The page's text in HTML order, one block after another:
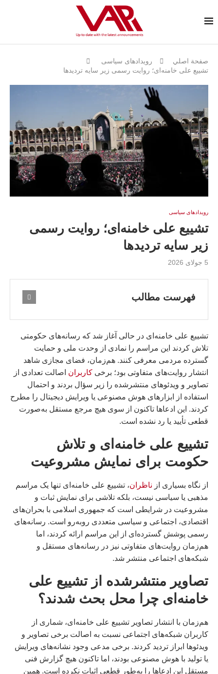
صفحة اصلي
رویدادهای سیاسی
تشییع علی خامنه‌ای؛ روایت رسمی زیر سایه تردیدها
رویدادهای سیاسی
تشییع علی خامنه‌ای؛ روایت رسمی
زیر سایه تردیدها
5 جولای 2026
فهرست مطالب
تشییع علی خامنه‌ای در حالی آغاز شد که رسانه‌های حکومتی
تلاش کردند این مراسم را نمادی از وحدت ملی و حمایت
گسترده مردمی معرفی کنند. هم‌زمان، فضای مجازی شاهد
انتشار روایت‌های متفاوتی بود؛ برخی کاربران اصالت تعدادی از
تصاویر و ویدئوهای منتشرشده را زیر سؤال بردند و احتمال
استفاده از ابزارهای هوش مصنوعی یا ویرایش دیجیتال را مطرح
کردند. این ادعاها تاکنون از سوی هیچ مرجع مستقل به‌صورت
قطعی تأیید یا رد نشده است.
تشییع علی خامنه‌ای و تلاش
حکومت برای نمایش مشروعیت
از نگاه بسیاری از ناظران، تشییع علی خامنه‌ای تنها یک مراسم
مذهبی یا سیاسی نیست، بلکه تلاشی برای نمایش ثبات و
مشروعیت در شرایطی است که جمهوری اسلامی با بحران‌های
اقتصادی، اجتماعی و سیاسی متعددی روبه‌رو است. رسانه‌های
رسمی پوشش گسترده‌ای از این مراسم ارائه کردند، اما
هم‌زمان روایت‌های متفاوتی نیز در رسانه‌های مستقل و
شبکه‌های اجتماعی منتشر شد.
تصاویر منتشرشده از تشییع علی
خامنه‌ای چرا محل بحث شدند؟
هم‌زمان با انتشار تصاویر تشییع علی خامنه‌ای، شماری از
کاربران شبکه‌های اجتماعی نسبت به اصالت برخی تصاویر و
ویدئوها ابراز تردید کردند. برخی مدعی وجود نشانه‌های ویرایش
یا تولید با هوش مصنوعی بودند، اما تاکنون هیچ گزارش فنی
مستقل این ادعاها را به‌طور قطعی اثبات نکرده است. همین